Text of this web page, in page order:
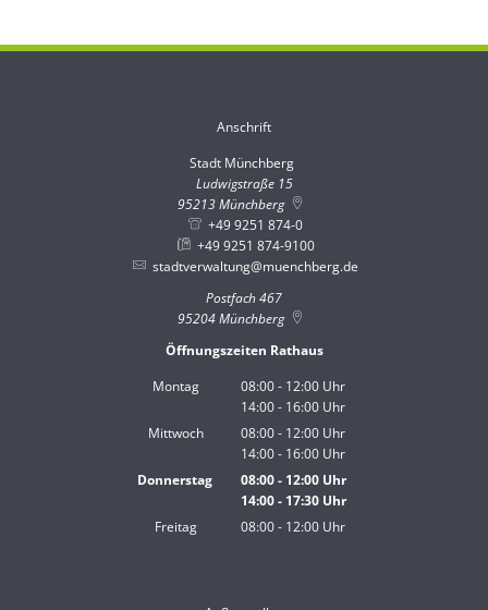
Anschrift
Stadt Münchberg
Ludwigstraße 15
95213Münchberg
+49 9251 874-0
+49 9251 874-9100
stadtverwaltung@muenchberg.de
Postfach 467
95204Münchberg
Öffnungszeiten Rathaus
Montag
08:00- 12:00 Uhr
Von 08:00 bis 12:00 Uhr
14:00- 16:00 Uhr
Von 14:00 bis 16:00 Uhr
Mittwoch 08:00- 12:00 Uhr
Von 08:00 bis 12:00 Uhr
14:00- 16:00 Uhr
Von 14:00 bis 16:00 Uhr
Donnerstag 08:00- 12:00Uhr
Von 08:00 bis 12:00 Uhr
14:00- 17:30Uhr
Von 14:00 bis 17:30 Uhr
Freitag 08:00- 12:00 Uhr